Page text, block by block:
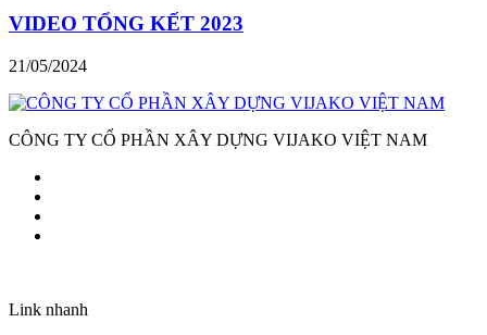
VIDEO TỔNG KẾT 2023
21/05/2024
CÔNG TY CỔ PHẦN XÂY DỰNG VIJAKO VIỆT NAM
Link nhanh